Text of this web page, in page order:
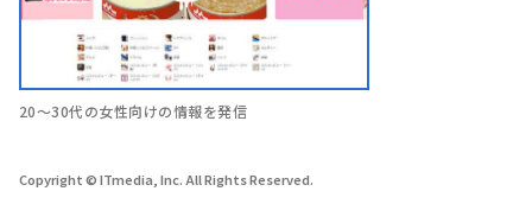
20～30代の女性向けの情報を発信
Copyright © ITmedia, Inc. All Rights Reserved.